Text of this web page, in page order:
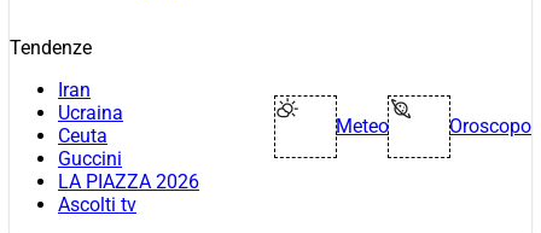
Tendenze
Iran
Ucraina
Ceuta
Guccini
LA PIAZZA 2026
Ascolti tv
Meteo Oroscopo